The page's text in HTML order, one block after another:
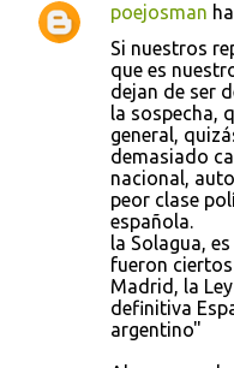
C
poejosman
Si nuestros
que es
dejan de ser
la sospecha,
general,
demasiado
nacional,
peor clase
española.
la Solagua,
fueron
Madrid, la
definitiva
argentino"